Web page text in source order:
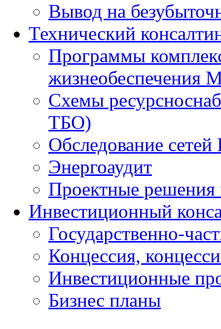
Вывод на
Технический
Программы
жизнеобеспечения
Схемы
ТБО)
Обследование
Энергоаудит
Проектные решения
Инвестиционный
Государственно-
Концессия,
Инвестиционные
Бизнес планы